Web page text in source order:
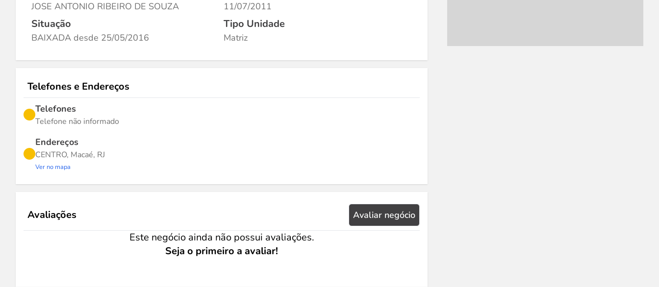
JOSE ANTONIO RIBEIRO DE SOUZA 11/07/2011
Situação
BAIXADA desde 25/05/2016
Tipo Unidade
Matriz
Telefones e Endereços
Telefones
Telefone não informado
Endereços
CENTRO, Macaé, RJ
Ver no mapa
Avaliações Avaliar negócio
Este negócio ainda não possui avaliações.
Seja o primeiro a avaliar!